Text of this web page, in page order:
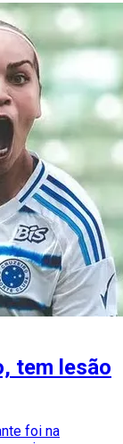
tem lesão
foi na